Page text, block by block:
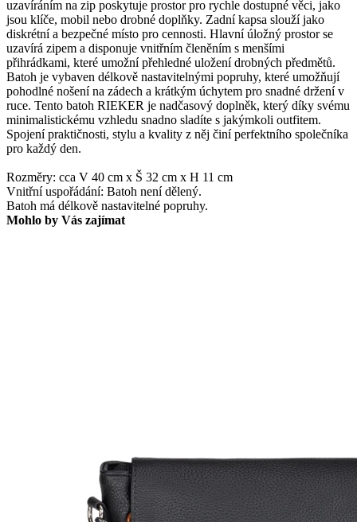
uzavíráním na zip poskytuje prostor pro rychle dostupné věci, jako
jsou klíče, mobil nebo drobné doplňky. Zadní kapsa slouží jako
diskrétní a bezpečné místo pro cennosti. Hlavní úložný prostor se
uzavírá zipem a disponuje vnitřním členěním s menšími
přihrádkami, které umožní přehledné uložení drobných předmětů.
Batoh je vybaven délkově nastavitelnými popruhy, které umožňují
pohodlné nošení na zádech a krátkým úchytem pro snadné držení v
ruce. Tento batoh RIEKER je nadčasový doplněk, který díky svému
minimalistickému vzhledu snadno sladíte s jakýmkoli outfitem.
Spojení praktičnosti, stylu a kvality z něj činí perfektního společníka
pro každý den.
Rozměry: cca V 40 cm x Š 32 cm x H 11 cm
Vnitřní uspořádání: Batoh není dělený.
Batoh má délkově nastavitelné popruhy.
Mohlo by Vás zajímat